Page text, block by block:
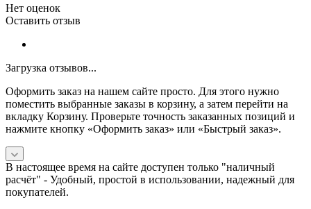
Нет оценок
Оставить отзыв
Загрузка отзывов...
Оформить заказ на нашем сайте просто. Для этого нужно
поместить выбранные заказы в корзину, а затем перейти на
вкладку Корзину. Проверьте точность заказанных позиций и
нажмите кнопку «Оформить заказ» или «Быстрый заказ».
В настоящее время на сайте доступен только "наличный
расчёт" - Удобный, простой в использовании, надежный для
покупателей.